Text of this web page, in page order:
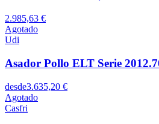
2.985,63 €
Agotado
Udi
Asador Pollo ELT Serie
desde3.635,20 €
Agotado
Casfri